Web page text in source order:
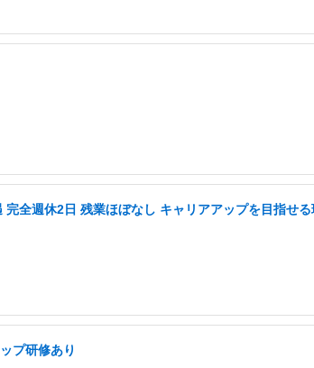
全週休2日 残業ほぼなし キャリアアップを目指せ
プ研修あり